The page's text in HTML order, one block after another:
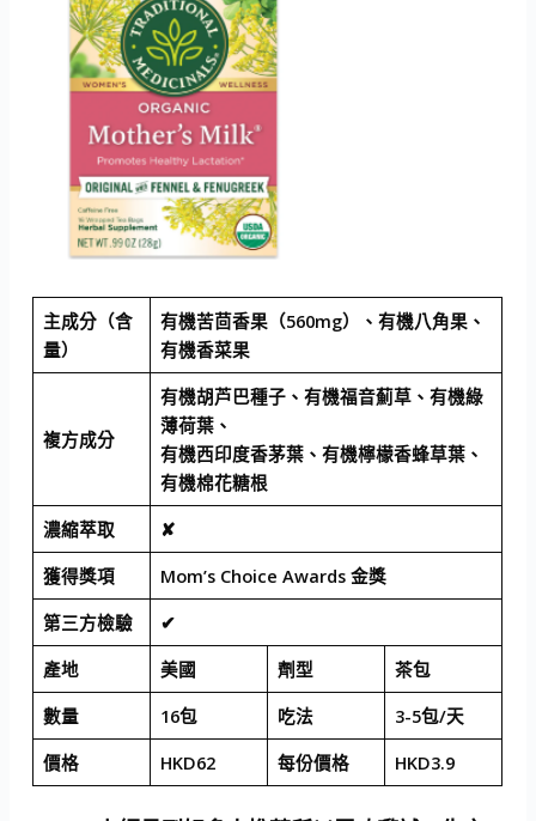
主成分（含
量）
有機苦茴香果（560mg）、有機八角果、
有機香菜果
複方成分
有機胡芦巴種子、有機福音薊草、有機綠
薄荷葉、
有機西印度香茅葉、有機檸檬香蜂草葉、
有機棉花糖根
濃縮萃取
✘
獲得獎項
Mom’s Choice Awards 金獎
第三方檢驗
✔
產地
美國 劑型
茶包
數量
16包 吃法
3-5包/天
價格
HKD62 每份價格 HKD3.9